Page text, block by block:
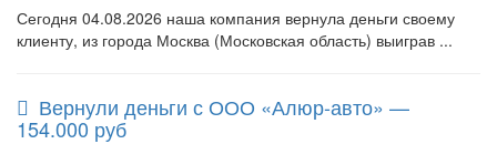
Сегодня 04.08.2026 наша компания вернула деньги своему
клиенту, из города Москва (Московская область) выиграв ...
Вернули деньги с ООО «Алюр-авто» —
154.000 руб